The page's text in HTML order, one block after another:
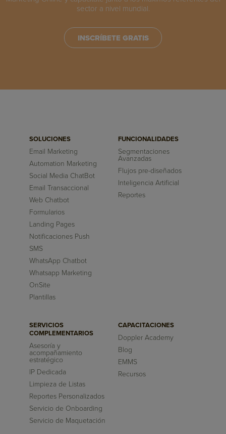
sector a nivel mundial.
INSCRÍBETE GRATIS
SOLUCIONES
Email Marketing
Automation Marketing
Social Media ChatBot
Email Transaccional
Web Chatbot
Formularios
Landing Pages
Notificaciones Push
SMS
WhatsApp Chatbot
Whatsapp Marketing
OnSite
Plantillas
FUNCIONALIDADES
Segmentaciones
Avanzadas
Flujos pre-diseñados
Inteligencia Artificial
Reportes
SERVICIOS
COMPLEMENTARIOS
Asesoría y
acompañamiento
estratégico
IP Dedicada
Limpieza de Listas
Reportes Personalizados
Servicio de Onboarding
Servicio de Maquetación
CAPACITACIONES
Doppler Academy
Blog
EMMS
Recursos